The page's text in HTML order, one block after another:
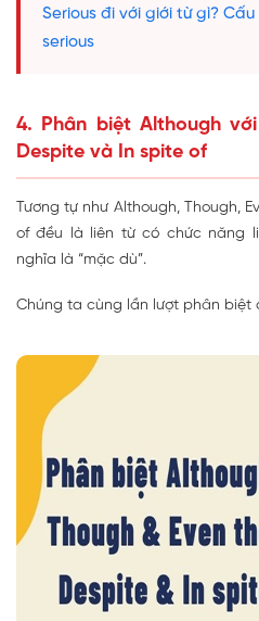
Serious đi với giới từ gì?
serious
4. Phân biệt Although
Despite và In spite of
Tương tự như Although, Though,
of đều là liên từ có chức năng
nghĩa là “mặc dù”.
Chúng ta cùng lần lượt phân biệt